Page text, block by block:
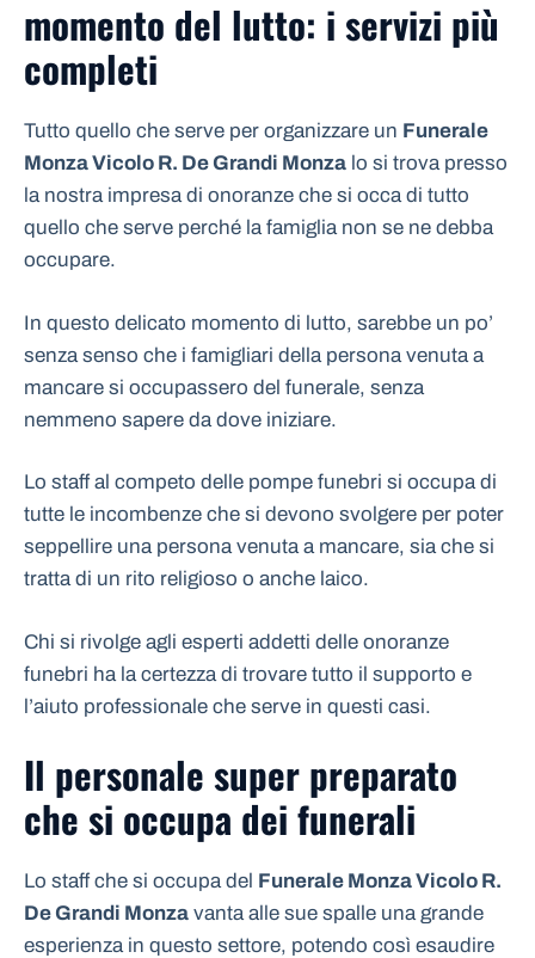
momento del lutto: i servizi più
completi
Tutto quello che serve per organizzare un Funerale
Monza Vicolo R. De Grandi Monza lo si trova presso
la nostra impresa di onoranze che si occa di tutto
quello che serve perché la famiglia non se ne debba
occupare.
In questo delicato momento di lutto, sarebbe un po’
senza senso che i famigliari della persona venuta a
mancare si occupassero del funerale, senza
nemmeno sapere da dove iniziare.
Lo staff al competo delle pompe funebri si occupa di
tutte le incombenze che si devono svolgere per poter
seppellire una persona venuta a mancare, sia che si
tratta di un rito religioso o anche laico.
Chi si rivolge agli esperti addetti delle onoranze
funebri ha la certezza di trovare tutto il supporto e
l’aiuto professionale che serve in questi casi.
Il personale super preparato
che si occupa dei funerali
Lo staff che si occupa del Funerale Monza Vicolo R.
De Grandi Monza vanta alle sue spalle una grande
esperienza in questo settore, potendo così esaudire